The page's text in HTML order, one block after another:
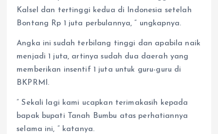
Kalsel dan tertinggi kedua di Indonesia setelah
Bontang Rp 1 juta perbulannya, ” ungkapnya.
Angka ini sudah terbilang tinggi dan apabila naik
menjadi 1 juta, artinya sudah dua daerah yang
memberikan insentif 1 juta untuk guru-guru di
BKPRMI.
” Sekali lagi kami ucapkan terimakasih kepada
bapak bupati Tanah Bumbu atas perhatiannya
selama ini, ” katanya.